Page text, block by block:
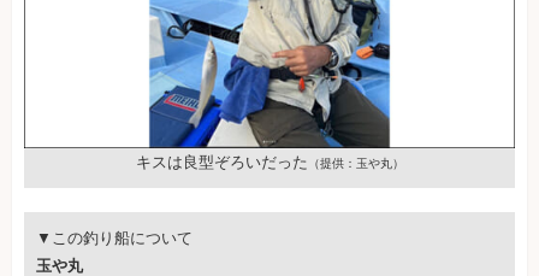
キスは良型ぞろいだった （提供：玉や丸）
▼この釣り船について
玉や丸